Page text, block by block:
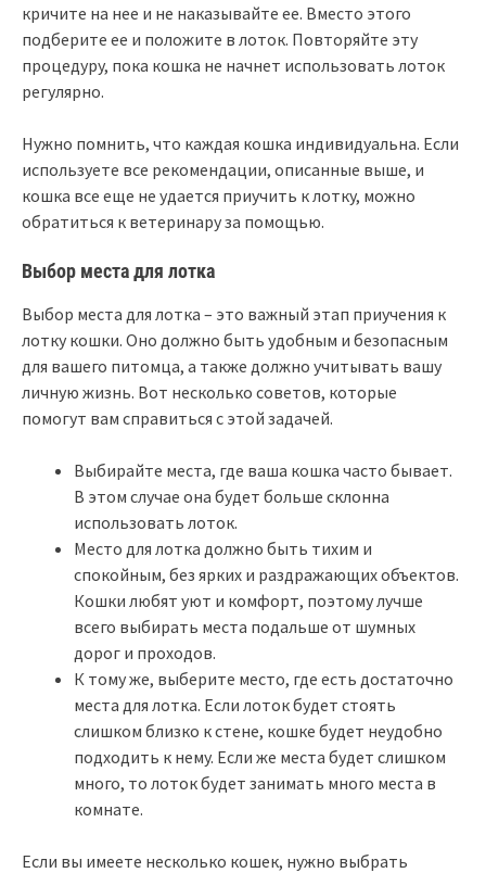
кричите на нее и не наказывайте ее. Вместо этого
подберите ее и положите в лоток. Повторяйте эту
процедуру, пока кошка не начнет использовать лоток
регулярно.
Нужно помнить, что каждая кошка индивидуальна. Если
используете все рекомендации, описанные выше, и
кошка все еще не удается приучить к лотку, можно
обратиться к ветеринару за помощью.
Выбор места для лотка
Выбор места для лотка – это важный этап приучения к
лотку кошки. Оно должно быть удобным и безопасным
для вашего питомца, а также должно учитывать вашу
личную жизнь. Вот несколько советов, которые
помогут вам справиться с этой задачей.
Выбирайте места, где ваша кошка часто бывает.
В этом случае она будет больше склонна
использовать лоток.
Место для лотка должно быть тихим и
спокойным, без ярких и раздражающих объектов.
Кошки любят уют и комфорт, поэтому лучше
всего выбирать места подальше от шумных
дорог и проходов.
К тому же, выберите место, где есть достаточно
места для лотка. Если лоток будет стоять
слишком близко к стене, кошке будет неудобно
подходить к нему. Если же места будет слишком
много, то лоток будет занимать много места в
комнате.
Если вы имеете несколько кошек, нужно выбрать